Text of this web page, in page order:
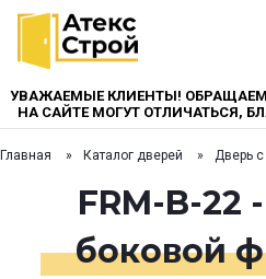
УВАЖАЕМЫЕ КЛИЕНТЫ!
НА САЙТЕ МОГУТ ОТЛИЧАТЬСЯ,
Главная Каталог дверей Дверь
FRM-B-22
боковой